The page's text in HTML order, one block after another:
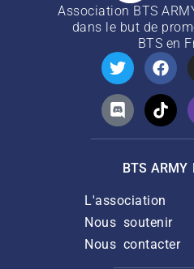
Association BTS
dans le but de
BTS en
BTS ARMY
L'association
Nous soutenir
Nous contacter